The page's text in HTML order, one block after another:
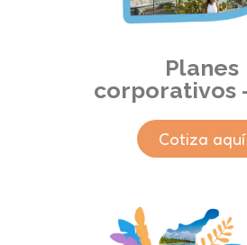
Planes
corporativos
Cotiza aquí